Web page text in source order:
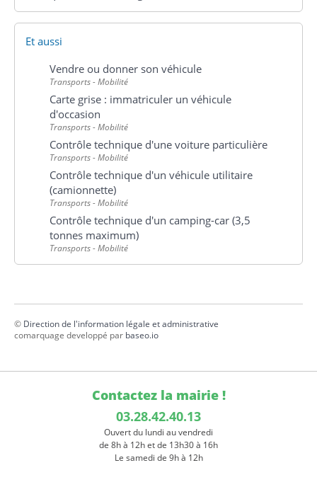
Et aussi
Vendre ou donner son véhicule
Transports - Mobilité
Carte grise : immatriculer un véhicule
d'occasion
Transports - Mobilité
Contrôle technique d'une voiture particulière
Transports - Mobilité
Contrôle technique d'un véhicule utilitaire
(camionnette)
Transports - Mobilité
Contrôle technique d'un camping-car (3,5
tonnes maximum)
Transports - Mobilité
© Direction de l'information légale et administrative
comarquage developpé par baseo.io
Contactez la mairie !
03.28.42.40.13
Ouvert du lundi au vendredi
de 8h à 12h et de 13h30 à 16h
Le samedi de 9h à 12h